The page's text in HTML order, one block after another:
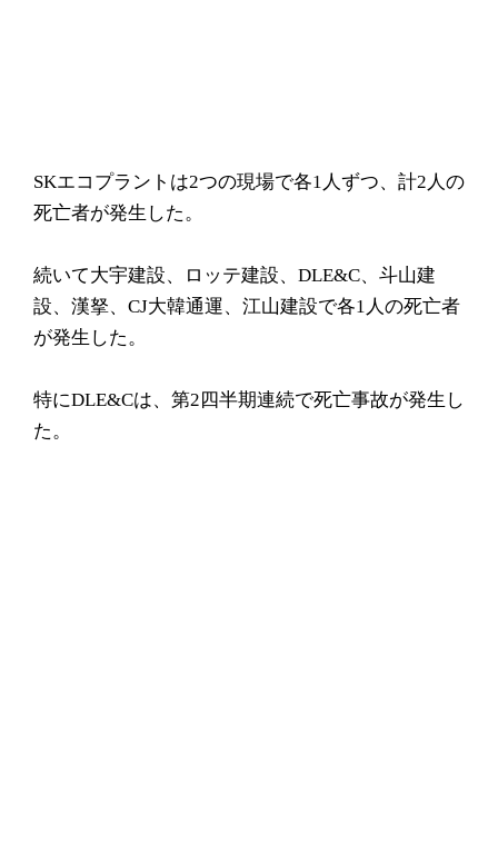
SKエコプラントは2つの現場で各1人ずつ、計2人の
死亡者が発生した。
続いて大宇建設、ロッテ建設、DLE&C、斗山建
設、漢拏、CJ大韓通運、江山建設で各1人の死亡者
が発生した。
特にDLE&Cは、第2四半期連続で死亡事故が発生し
た。